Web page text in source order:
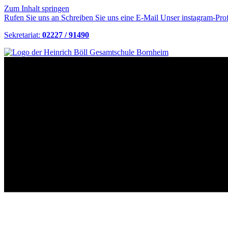
Zum Inhalt springen
Rufen Sie uns an Schreiben Sie uns eine E-Mail Unser instagram-
Sekretariat: 02227 / 91490